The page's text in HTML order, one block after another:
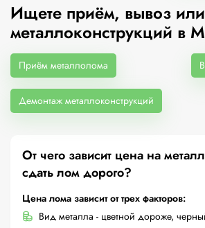
Ищете приём, вывоз
металлоконструкций в
Приём металлолома
Демонтаж металлоконструкций
От чего зависит цена на
сдать лом дорого?
Цена лома зависит от трех факторов:
Вид металла - цветной дороже,